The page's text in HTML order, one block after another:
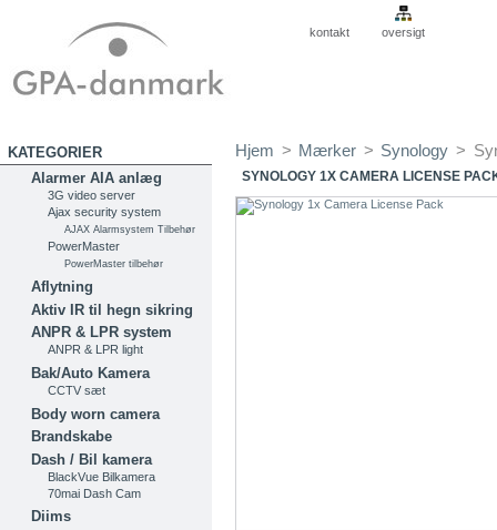
kontakt oversigt
KATEGORIER
Alarmer AIA anlæg
3G video server
Ajax security system
AJAX Alarmsystem Tilbehør
PowerMaster
PowerMaster tilbehør
Aflytning
Aktiv IR til hegn sikring
ANPR & LPR system
ANPR & LPR light
Bak/Auto Kamera
CCTV sæt
Body worn camera
Brandskabe
Dash / Bil kamera
BlackVue Bilkamera
70mai Dash Cam
Diims
Hjem > Mærker > Synology >
SYNOLOGY 1X CAMERA LICENSE